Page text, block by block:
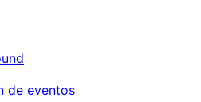
de eventos